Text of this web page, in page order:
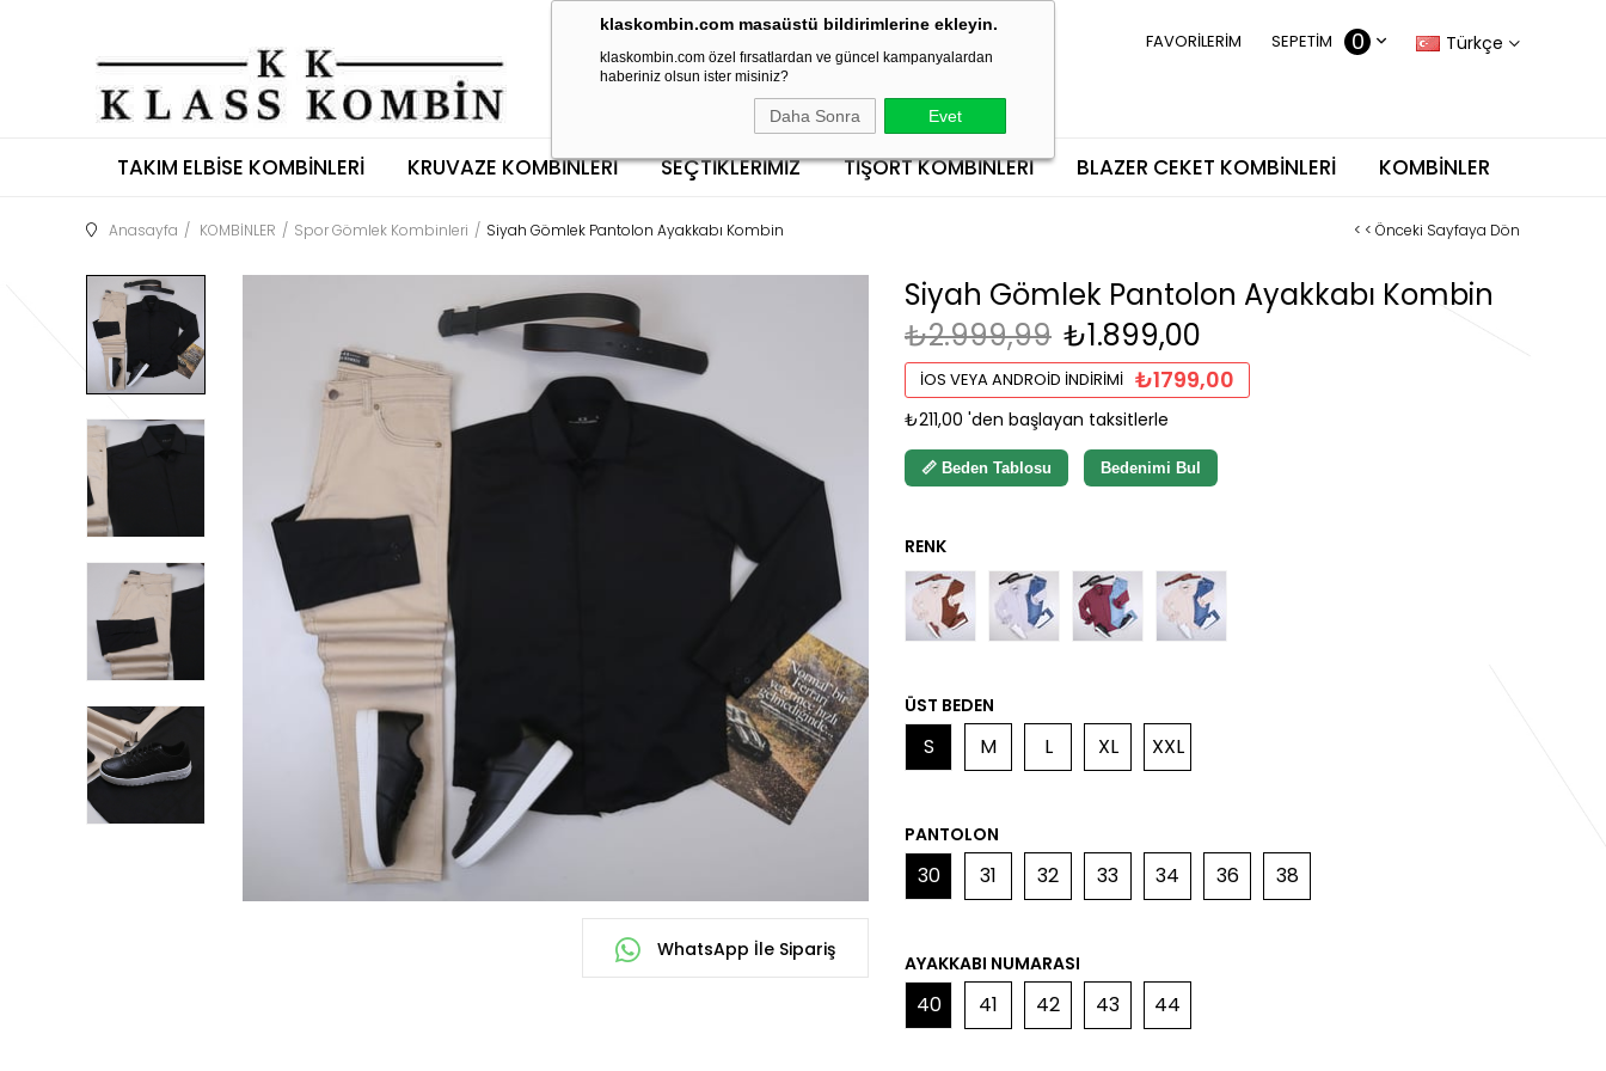
klaskombin.com masaüstü bildirimlerine ekleyin.
klaskombin.com özel fırsatlardan ve güncel kampanyalardan
haberiniz olsun ister misiniz?
Daha Sonra Evet
Türkçe
SEPETIM 0
FAVORILERIM
TAKIM ELBISE KOMBINLERI KRUVAZE KOMBINLERI SEÇTİKLERİMİZ TIŞÖRT KOMBINLERI BLAZER CEKET KOMBINLERI KOMBINLER
Anasayfa KOMBİNLER Spor Gömlek Kombinleri Siyah Gömlek Pantolon Ayakkabı Kombin < < Önceki Sayfaya Dön
WhatsApp İle Sipariş
Siyah Gömlek Pantolon Ayakkabı Kombin
₺2.999,99 ₺1.899,00
İOS VEYA ANDROID İNDIRIMI ₺1799,00
₺211,00 'den başlayan taksitlerle
📏 Beden Tablosu Bedenimi Bul
ÜST BEDEN
S M L XL XXL
PANTOLON
30 31 32 33 34 36 38
AYAKKABI NUMARASI
40 41 42 43 44